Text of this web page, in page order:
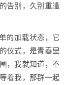
告别，久别重逢
的加载状态，它
仪式，是青春里
，我就知道，不
着我，那群一起